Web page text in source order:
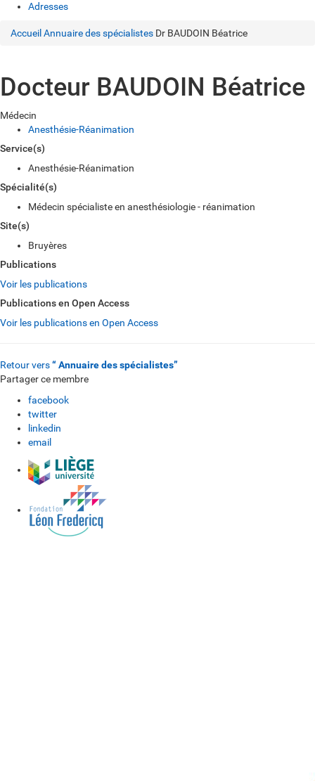
Adresses
Accueil Annuaire des spécialistes Dr BAUDOIN Béatrice
Docteur BAUDOIN Béatrice
Médecin
Anesthésie-Réanimation
Service(s)
Anesthésie-Réanimation
Spécialité(s)
Médecin spécialiste en anesthésiologie - réanimation
Site(s)
Bruyères
Publications
Voir les publications
Publications en Open Access
Voir les publications en Open Access
Retour vers“ Annuaire des spécialistes”
Partager ce membre
facebook
twitter
linkedin
email